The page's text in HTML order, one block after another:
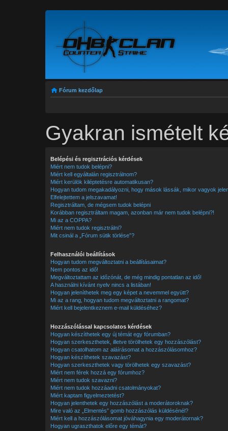
Fórum kezdőlap
Gyakran ismételt
Belépési és regisztrációs kérdések
Miért nem tudok belépni?
Miért kell egyáltalán regisztrálnom?
Miért kerülök kiléptetésre automatikusan?
Hogyan tudom megakadályozni, hogy mások lássák, mikor vagyok
Elfelejtettem a jelszavamat!
Regisztráltam, de mégsem tudok belépni
Korábban regisztráltam magam, azonban már nem tudok belépni?!
Mi az a COPPA?
Miért nem tudok regisztrálni?
Mit csinál a „Fórum sütik törlése”?
Felhasználói beállítások
Hogyan tudom megváltoztatni a beállításaimat?
Nem pontos az idő!
Megváltoztattam az időzónát, de még mindig pontatlan az idő!
A használni kívánt nyelv nincs a listában!
Hogyan jeleníthetek meg egy képet a nevemmel együtt?
Mi az a rang, hogyan tudom megváltoztatni a rangomat?
Miért kell bejelentkeznem e-mail küldéséhez?
Hozzászólással kapcsolatos kérdések
Hogyan készíthetek egy új témát egy fórumban?
Hogyan szerkeszthetek, illetve törölhetek egy hozzászólást?
Hogyan csatolhatom az aláírásomat a hozzászólásomhoz?
Hogyan készíthetek szavazást?
Hogyan szerkeszthetek vagy törölhetek egy szavazást?
Miért nem férek hozzá egy fórumhoz?
Miért nem tudok szavazni?
Miért nem tudok hozzáadni csatolmányokat?
Miért kaptam figyelmeztetést?
Hogyan jelenthetek egy hozzászólást a moderátoroknak?
Mire való az „Elmentés” gomb hozzászólás küldésénél?
Miért kell a hozzászólásomat jóváhagynia egy moderátornak?
Hogyan ugraszthatok előre egy témát?